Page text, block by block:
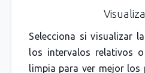
Selecciona si visualizar
los intervalos relativos
limpia para ver mejor los